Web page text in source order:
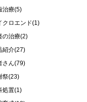
治療(5)
クロエンド(1)
の治療(2)
紹介(27)
さん(79)
祭(23)
処置(1)